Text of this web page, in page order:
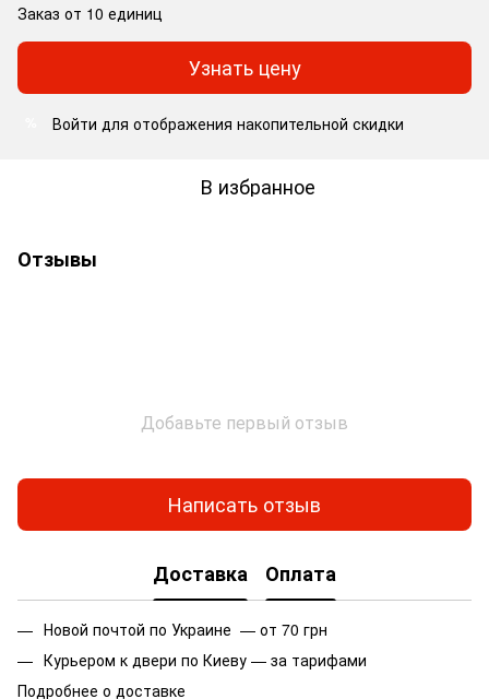
Заказ от 10 единиц
Узнать цену
Войти для отображения накопительной скидки
В избранное
Отзывы
Добавьте первый отзыв
Написать отзыв
Доставка Оплата
Новой почтой по Украине — от 70 грн
Курьером к двери по Киеву — за тарифами
Подробнее о доставке